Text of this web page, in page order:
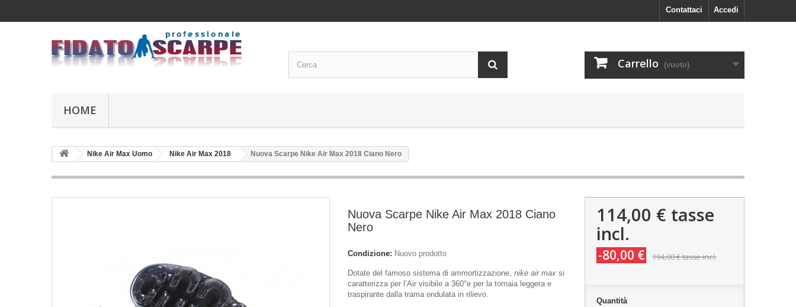
Accedi
Contattaci
Carrello (vuoto)
HOME
Nike Air Max Uomo Nike Air Max 2018 Nuova Scarpe Nike Air Max 2018 Ciano Nero
Nuova Scarpe Nike Air Max 2018 Ciano
Nero
Condizione: Nuovo prodotto
Dotate del famoso sistema di ammortizzazione, nike air max si
caratterizza per l’Air visibile a 360°e per la tomaia leggera e
traspirante dalla trama ondulata in rilievo.
114,00 € tasse
incl.
-80,00 € 194,00 €tasse incl.
Quantità